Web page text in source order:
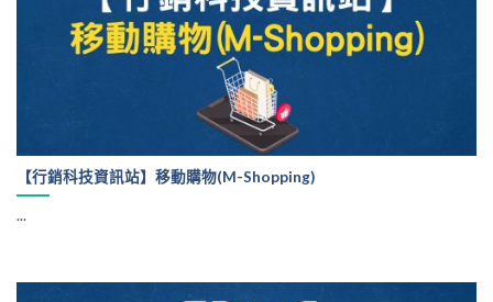
【行銷科技資訊站】移動購物(M-Shopping)
...